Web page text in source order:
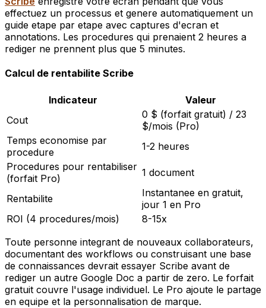
effectuez un processus et genere automatiquement un
guide etape par etape avec captures d'ecran et
annotations. Les procedures qui prenaient 2 heures a
rediger ne prennent plus que 5 minutes.
Calcul de rentabilite Scribe
Indicateur
Valeur
Cout
0 $ (forfait gratuit) / 23
$/mois (Pro)
Temps economise par
procedure
1-2 heures
Procedures pour rentabiliser
(forfait Pro)
1 document
Rentabilite
Instantanee en gratuit,
jour 1 en Pro
ROI (4 procedures/mois)
8-15x
Toute personne integrant de nouveaux collaborateurs,
documentant des workflows ou construisant une base
de connaissances devrait essayer Scribe avant de
rediger un autre Google Doc a partir de zero. Le forfait
gratuit couvre l'usage individuel. Le Pro ajoute le partage
en equipe et la personnalisation de marque.